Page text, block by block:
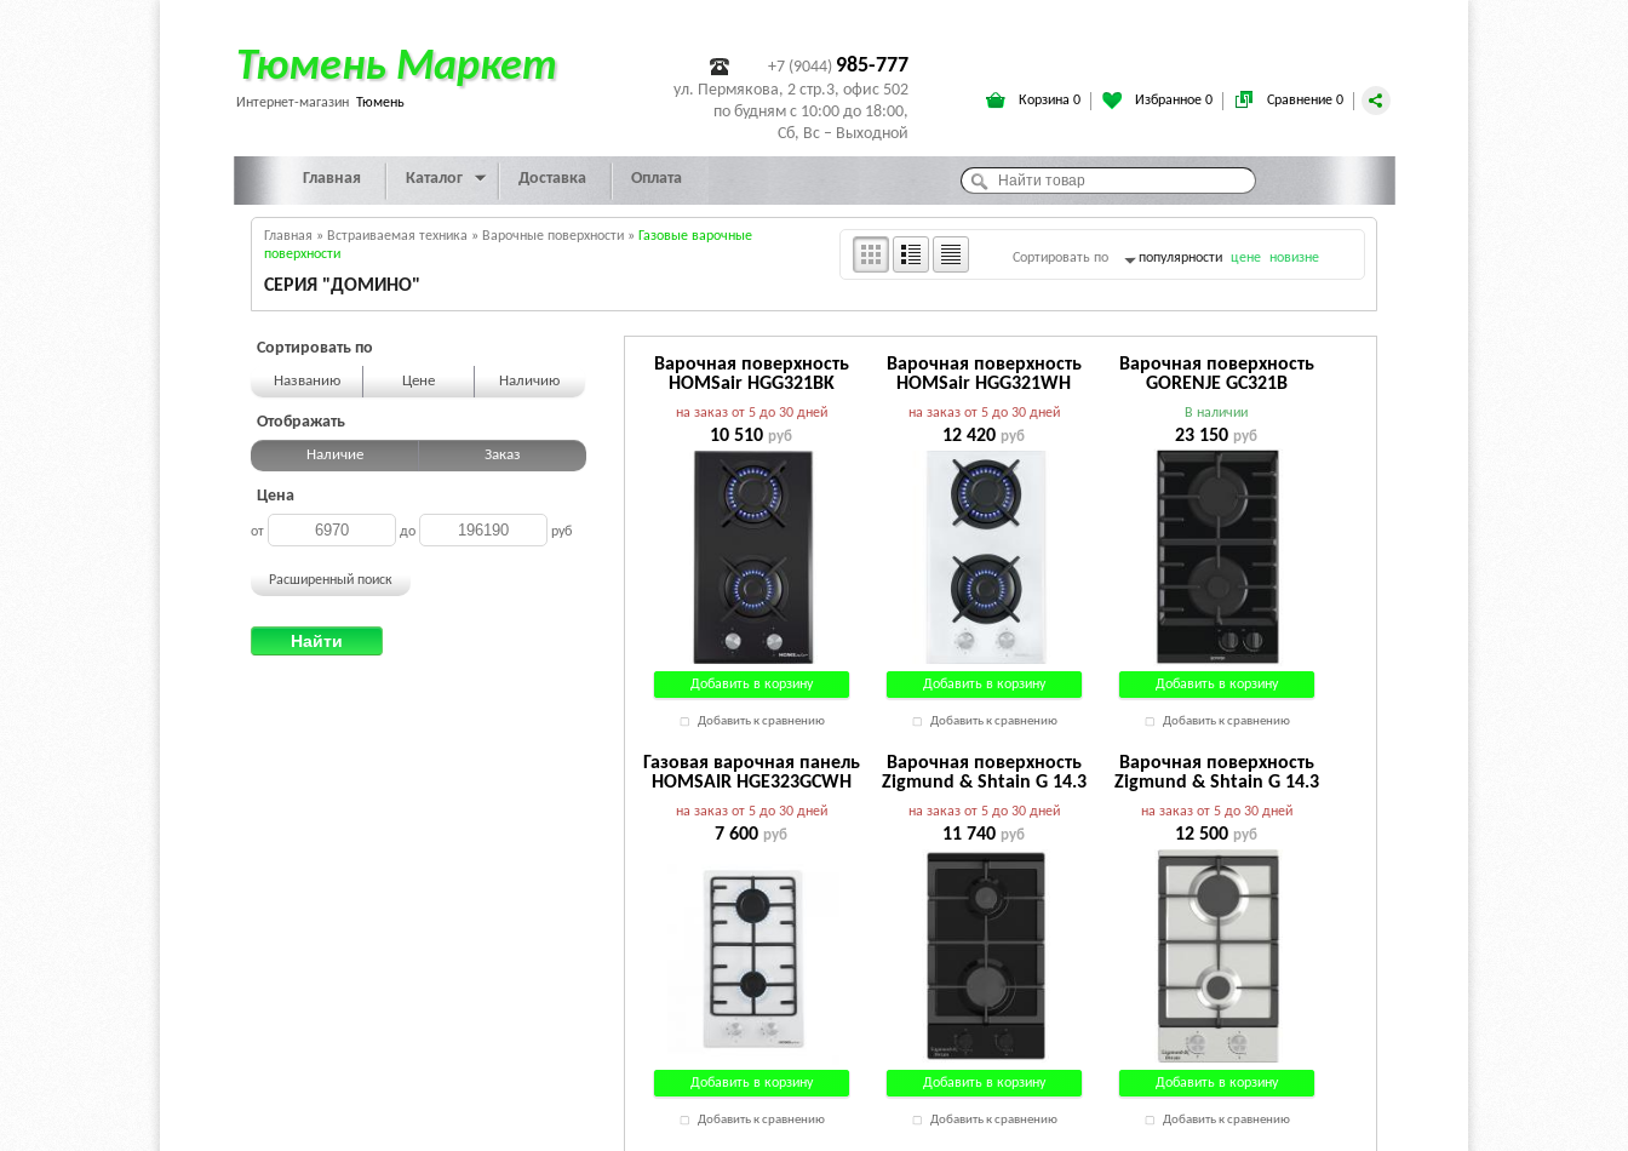
Тюмень Маркет
Интернет-магазин Тюмень
+7 (9044) 985-777
ул. Пермякова, 2 стр.3, офис 502
по будням с 10:00 до 18:00,
Сб, Вс – Выходной
Корзина 0 Избранное 0 Сравнение 0
Главная Каталог Доставка Оплата
Сортировать по популярности цене новизне
Главная » Встраиваемая техника » Варочные поверхности » Газовые варочные
поверхности
СЕРИЯ "ДОМИНО"
Сортировать по
Названию Цене Наличию
Отображать
Наличие Заказ
Цена
от до руб
Расширенный поиск
Найти
Варочная поверхность
HOMSair HGG321BK
на заказ от 5 до 30 дней
10 510 руб
Добавить в корзину
Добавить к сравнению
Варочная поверхность
HOMSair HGG321WH
на заказ от 5 до 30 дней
12 420 руб
Добавить в корзину
Добавить к сравнению
Варочная поверхность
GORENJE GC321B
В наличии
23 150 руб
Добавить в корзину
Добавить к сравнению
Газовая варочная панель
HOMSAIR HGE323GCWH
на заказ от 5 до 30 дней
7 600 руб
Добавить в корзину
Добавить к сравнению
Варочная поверхность
Zigmund & Shtain G 14.3
B
на заказ от 5 до 30 дней
11 740 руб
Добавить в корзину
Добавить к сравнению
Варочная поверхность
Zigmund & Shtain G 14.3
S
на заказ от 5 до 30 дней
12 500 руб
Добавить в корзину
Добавить к сравнению